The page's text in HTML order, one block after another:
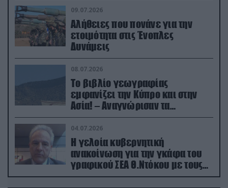
09.07.2026
Αλήθειες που πονάνε για την
ετοιμότητα στις Ένοπλες
Δυνάμεις
08.07.2026
Το βιβλίο γεωγραφίας
εμφανίζει την Κύπρο και στην
Ασία! – Αναγνώρισαν τα
κατεχόμενα; (φωτο)
04.07.2026
Η γελοία κυβερνητική
ανακοίνωση για την γκάφα του
γραφικού ΣΕΑ Θ.Ντόκου με τους
Ρώσους φαρσέρ